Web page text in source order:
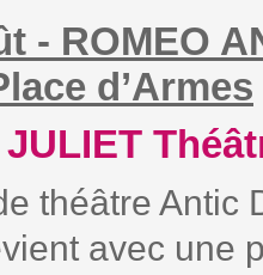
- ROMEO
d’Armes
JULIET
théâtre Antic
avec une